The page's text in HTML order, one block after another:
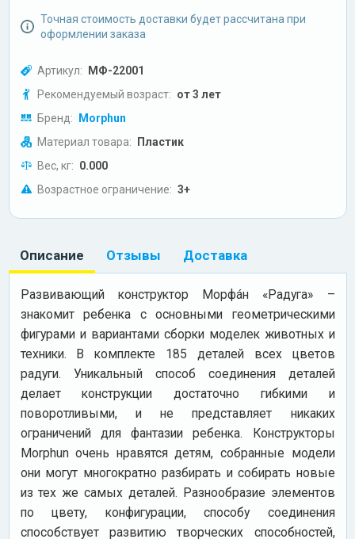
Точная стоимость доставки будет рассчитана при
оформлении заказа
Артикул: МФ-22001
Рекомендуемый возраст: от 3 лет
Бренд: Morphun
Материал товара: Пластик
Вес, кг: 0.000
Возрастное ограничение: 3+
Описание Отзывы Доставка
Развивающий конструктор Морфáн «Радуга» –
знакомит ребенка с основными геометрическими
фигурами и вариантами сборки моделек животных и
техники. В комплекте 185 деталей всех цветов
радуги. Уникальный способ соединения деталей
делает конструкции достаточно гибкими и
поворотливыми, и не представляет никаких
ограничений для фантазии ребенка. Конструкторы
Morphun очень нравятся детям, собранные модели
они могут многократно разбирать и собирать новые
из тех же самых деталей. Разнообразие элементов
по цвету, конфигурации, способу соединения
способствует развитию творческих способностей,